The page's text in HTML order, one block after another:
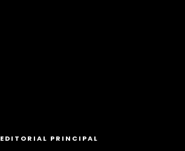
EDITORIAL PRINCIPAL